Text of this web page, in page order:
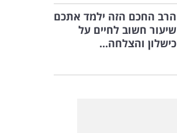
הרב החכם הזה ילמד אתכם
שיעור חשוב לחיים על
כישלון והצלחה...